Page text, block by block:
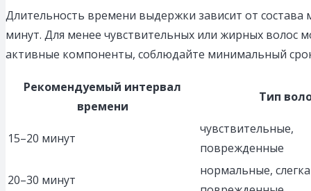
Длительность времени выдержки зависит от состава
минут. Для менее чувствительных или жирных волос
активные компоненты, соблюдайте минимальный
Рекомендуемый интервал
времени
Тип
15–20 минут
чувствительные,
поврежденные
20–30 минут
нормальные, слегка